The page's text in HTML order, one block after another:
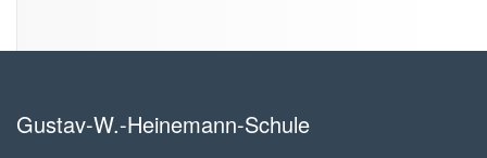
Gustav-W.-Heinemann-Schule